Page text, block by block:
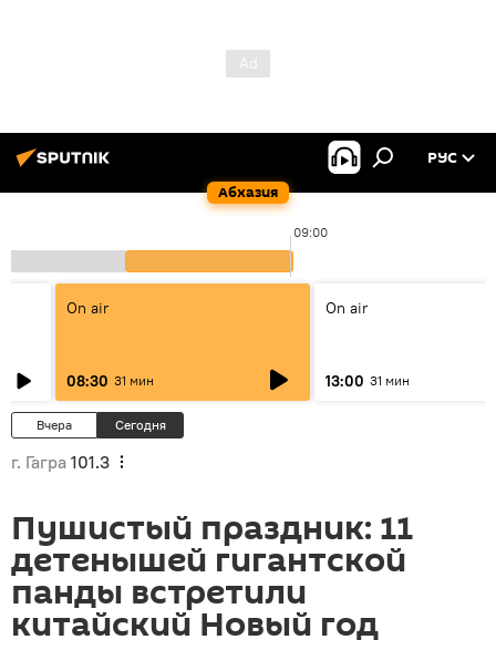
Абхазия
РУС
09:00
On air
08:30 31 мин
On air
13:00 31 мин
Вчера Сегодня
г. Гагра 101.3
Пушистый праздник: 11
детенышей гигантской
панды встретили
китайский Новый год